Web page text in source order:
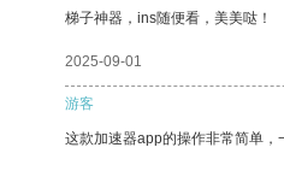
梯子神器，ins随便看，美美哒！
2025-09-01
游客
这款加速器app的操作非常简单，